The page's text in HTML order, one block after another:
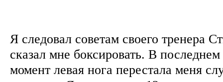
Я следовал советам своего тренера
сказал мне боксировать. В
момент левая нога перестала меня